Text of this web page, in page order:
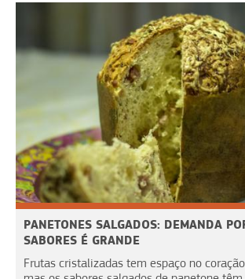
PANETONES SALGADOS: DEMANDA
SABORES É GRANDE
Frutas cristalizadas tem espaço no